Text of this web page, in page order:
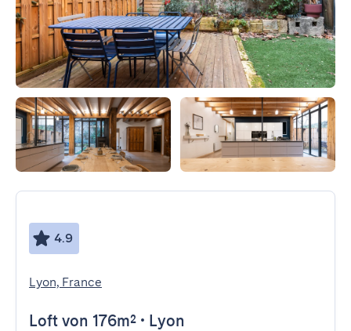
4.9
Lyon, France
Loft von 176m² • Lyon